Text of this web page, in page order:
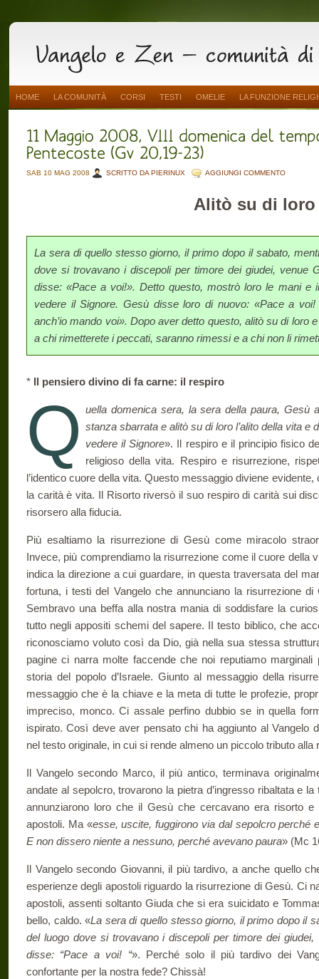
HOME LA COMUNITÀ CORSI TESTI OMELIE LA FUNZIONE
SAB 10 MAG 2008 SCRITTO DA PIERINUX AGGIUNGI COMMENTO
Alitò su di loro
La sera di quello stesso giorno, il primo dopo il sabato,
dove si trovavano i discepoli per timore dei giudei, venue
disse: «Pace a voi!». Detto questo, mostrò loro le mani e
vedere il Signore. Gesù disse loro di nuovo: «Pace a
anch’io mando voi». Dopo aver detto que­sto, alitò su di loro
a chi rimetterete i peccati, saranno rimessi e a chi non li
* Il pensiero divino di fa carne: il respiro
Q uella domenica sera, la sera della paura, Gesù
stanza sbarrata e alitò su di loro l’alito della vita e
vedere il Signore». Il respiro e il principio fisico
re­ligioso della vita. Respiro e risurrezione,
l’identico cuore della vita. Questo messaggio diviene
la carità è vita. Il Ri­sorto riversò il suo respiro di carità sui
risorsero alla fiducia.
Più esaltiamo la risurrezione di Gesù come miracolo
Invece, più comprendiamo la risurre­zione come il cuore della
indica la direzione a cui guardare, in questa traversata del
fortuna, i testi del Vangelo che annunciano la risurrezione
Sembravo una beffa alla nostra mania di soddisfare la
tutto negli appositi schemi del sapere. II testo biblico, che
riconosciamo voluto così da Dio, già nella sua stessa
pagine ci narra molte faccende che noi reputiamo
storia del popolo d’Israele. Giunto al messaggio della
messaggio che è la chiave e la meta di tutte le profezie,
impreciso, monco. Ci assale perfino dubbio se in quella
ispirato. Così deve aver pensato chi ha aggiunto al Vangelo
nel testo originale, in cui si rende almeno un piccolo tributo alla
Il Vangelo secondo Marco, il più antico, terminava
andate al sepolcro, trovarono la pietra d’ingresso ribaltata e
annunziarono loro che il Gesù che cercavano era risorto
apostoli. Ma «esse, uscite, fuggirono via dal sepolcro perché
E non dissero niente a nessuno, perché avevano paura» (Mc
Il Vangelo secondo Giovanni, il più tardivo, a anche quello
esperienze degli apostoli riguardo la risurrezione di Gesù. Ci
apostoli, assenti soltanto Giuda che si era suicidato e
bello, caldo. «La sera di quello stesso giorno, il primo dopo il
del luogo dove si trovavano i discepoli per timore dei
disse: “Pace a voi! “». Perché solo il più tardivo dei
confortante per la nostra fede? Chissà!